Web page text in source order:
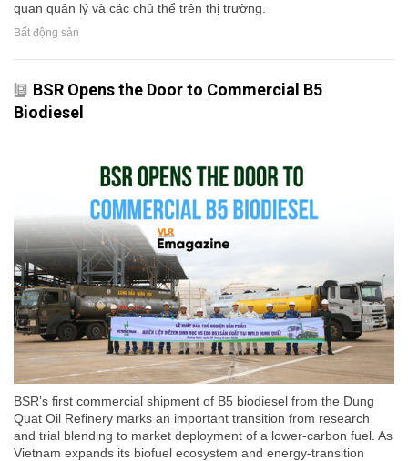
quan quản lý và các chủ thể trên thị trường.
Bất động sản
BSR Opens the Door to Commercial B5
Biodiesel
BSR’s first commercial shipment of B5 biodiesel from the Dung
Quat Oil Refinery marks an important transition from research
and trial blending to market deployment of a lower-carbon fuel. As
Vietnam expands its biofuel ecosystem and energy-transition